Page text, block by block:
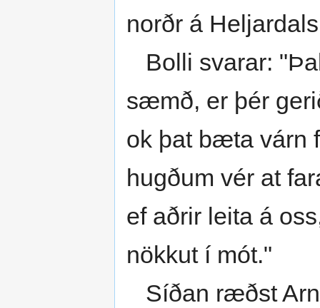
norðr á
Bolli svarar:
sæmð, er þér
ok þat bæta várn
hugðum vér at
ef aðrir leita á
nökkut í mót."
Síðan ræðst